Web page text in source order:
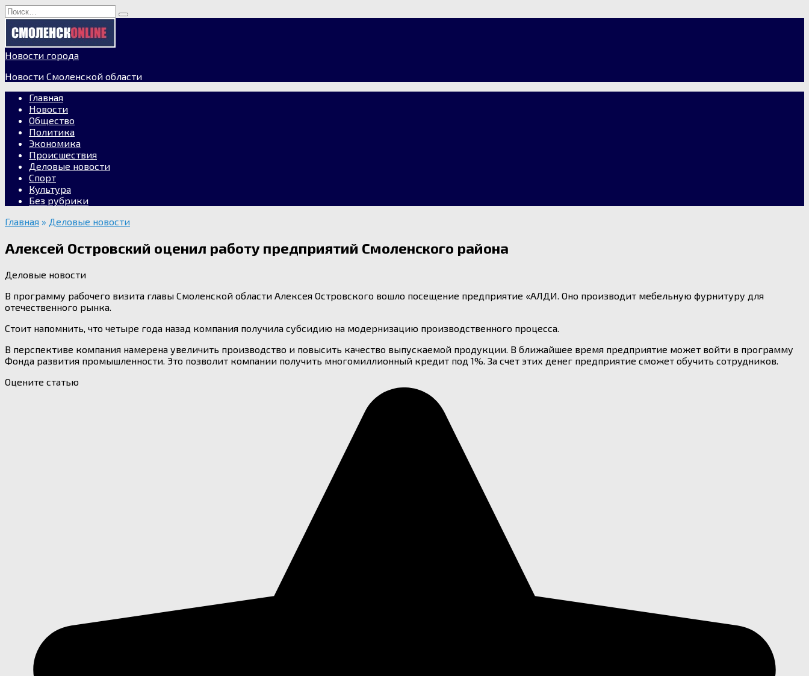
Перейти
к
содержанию
Search
for:
Новости города
Новости Смоленской области
Главная
Новости
Общество
Политика
Экономика
Происшествия
Деловые новости
Спорт
Культура
Без рубрики
Главная » Деловые новости
Алексей Островский оценил работу предприятий Смоленского района
Деловые новости
В программу рабочего визита главы Смоленской области Алексея Островского вошло посещение предприятие «АЛДИ. Оно производит мебельную фурнитуру для
отечественного рынка.
Стоит напомнить, что четыре года назад компания получила субсидию на модернизацию производственного процесса.
В перспективе компания намерена увеличить производство и повысить качество выпускаемой продукции. В ближайшее время предприятие может войти в программу
Фонда развития промышленности. Это позволит компании получить многомиллионный кредит под 1%. За счет этих денег предприятие сможет обучить сотрудников.
Оцените статью